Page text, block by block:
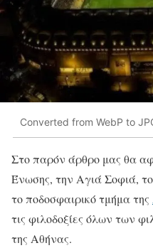
Converted from WebP to
Στο παρόν άρθρο μας θα
Ένωσης, την Αγιά Σοφιά,
το ποδοσφαιρικό τμήμα της
τις φιλοδοξίες όλων των
της Αθήνας.